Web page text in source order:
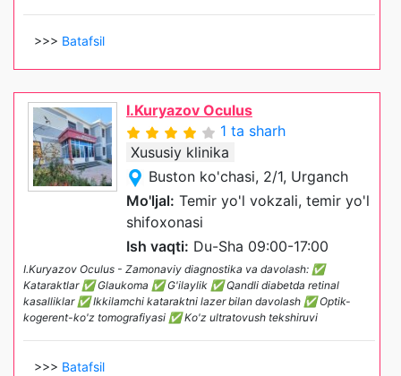
>>> Batafsil
I.Kuryazov Oculus
1 ta sharh
Xususiy klinika
Buston ko'chasi, 2/1, Urganch
Mo'ljal: Temir yo'l vokzali, temir yo'l
shifoxonasi
Ish vaqti: Du-Sha 09:00-17:00
I.Kuryazov Oculus - Zamonaviy diagnostika va davolash: ✅
Kataraktlar ✅ Glaukoma ✅ G'ilaylik ✅ Qandli diabetda retinal
kasalliklar ✅ Ikkilamchi kataraktni lazer bilan davolash ✅ Optik-
kogerent-ko'z tomografiyasi ✅ Ko'z ultratovush tekshiruvi
>>> Batafsil